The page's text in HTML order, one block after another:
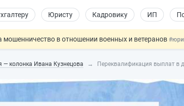
Юристу Кадровику ИП
мошенничество в отношении военных и ветеранов
государственной итоговой аттестацией#физлицу
вступающие в силу сегодня#юристу
единые критерии трудовых и ГПХ-отношений
— колонка Ивана Кузнецова Переквалификация выплат в